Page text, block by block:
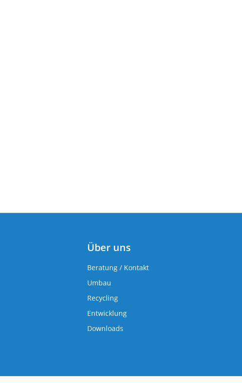
Über uns
Beratung / Kontakt
Umbau
Recycling
Entwicklung
Downloads